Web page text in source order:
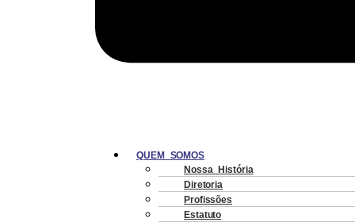
QUEM SOMOS
Nossa História
Diretoria
Profissões
Estatuto